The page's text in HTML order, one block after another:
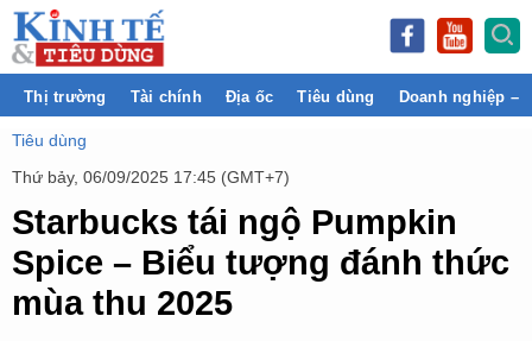
Thị trường Tài chính Địa ốc Tiêu dùng Doanh nghiệp –
Tiêu dùng
Thứ bảy, 06/09/2025 17:45 (GMT+7)
Starbucks tái ngộ Pumpkin
Spice – Biểu tượng đánh thức
mùa thu 2025